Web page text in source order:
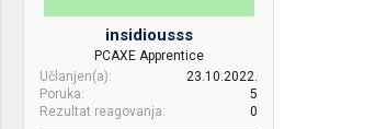
Sound: Technics SH-EH600
insidiousss
PCAXE Apprentice
Učlanjen(a)
23.10.2022.
Poruka
5
Rezultat reagovanja
0